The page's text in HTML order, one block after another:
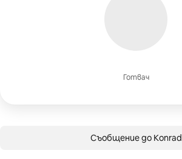
Готвач
Съобщение до Konrad